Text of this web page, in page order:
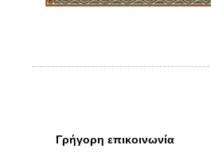
Γρήγορη επικοινωνία